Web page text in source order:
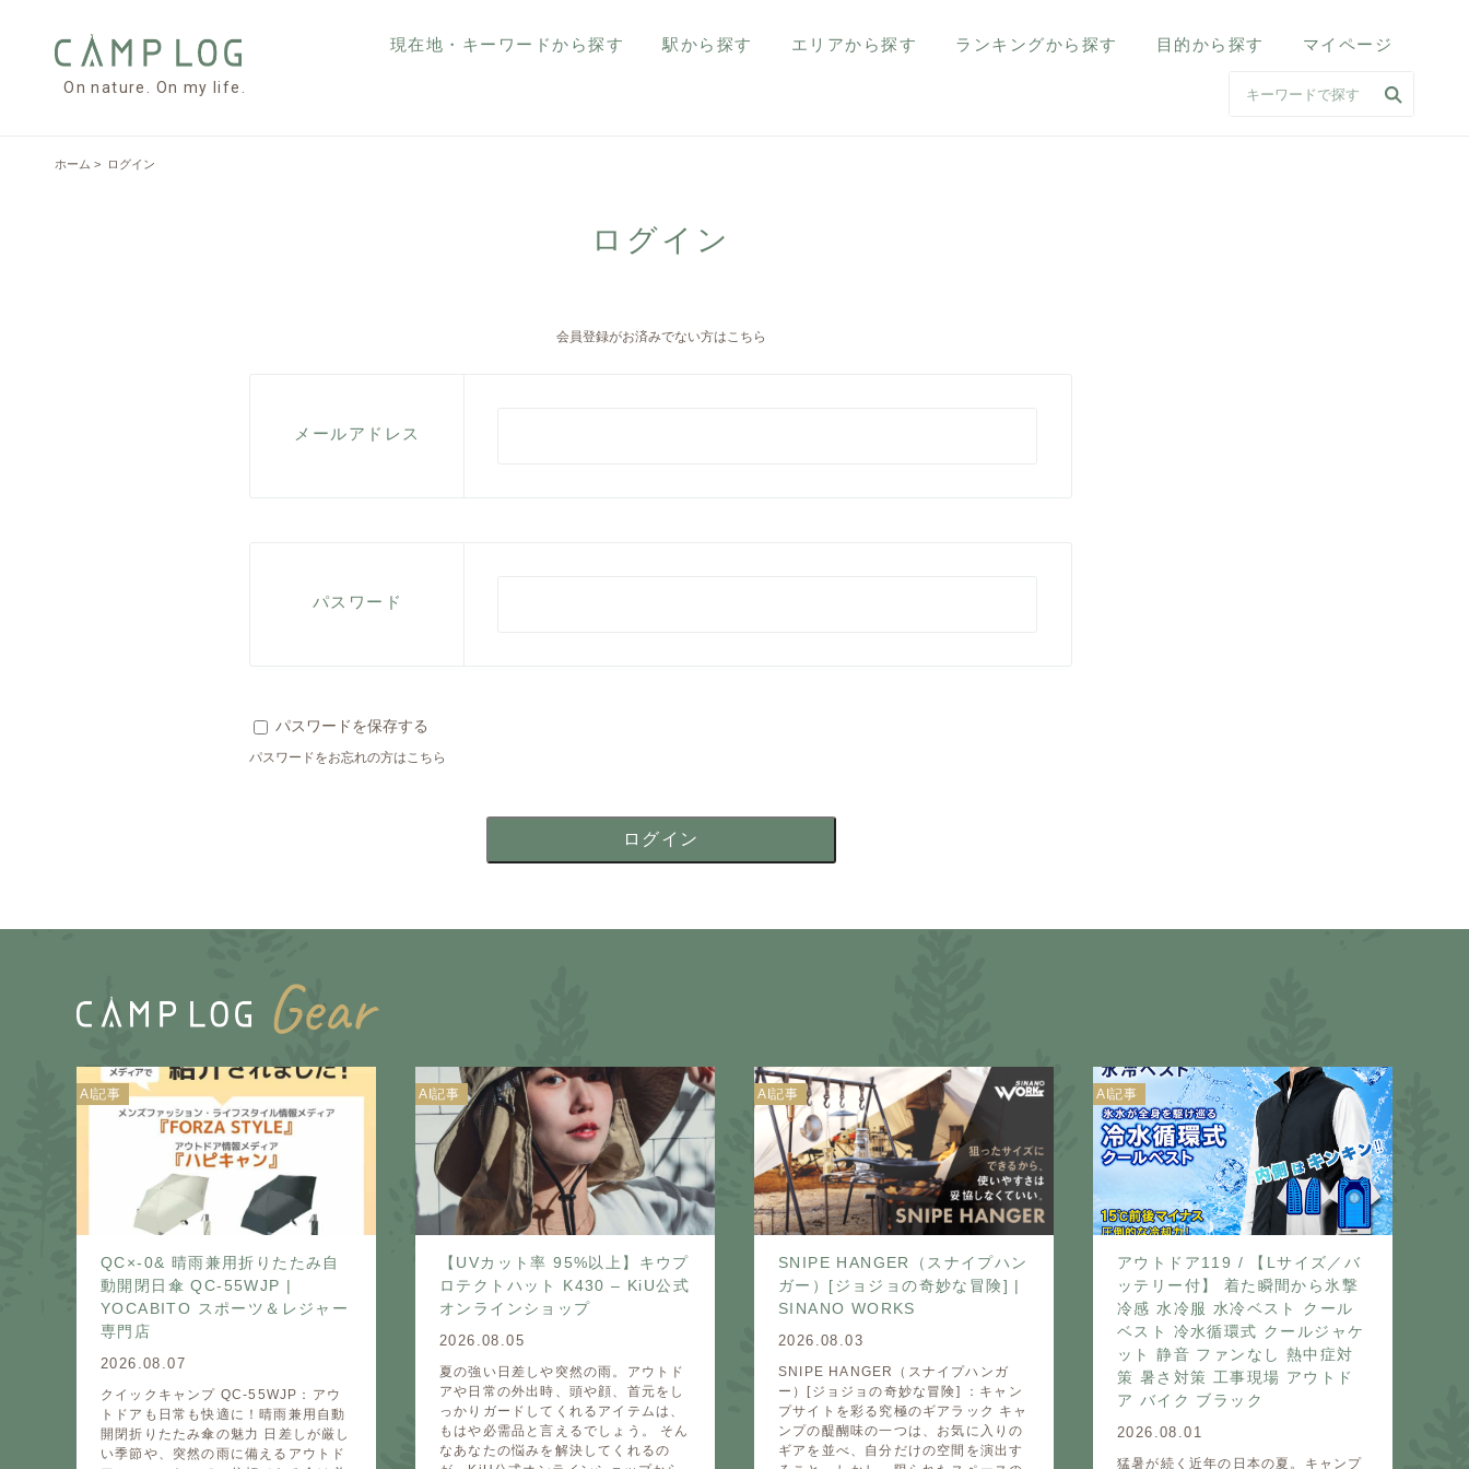
On nature. On my life.
現在地・キーワードから探す 駅から探す エリアから探す ランキングから探す 目的から探す マイページ
ホーム > ログイン
ログイン
会員登録がお済みでない方はこちら
メールアドレス
パスワード
パスワードを保存する
パスワードをお忘れの方はこちら
AI記事
QC×-0& 晴雨兼用折りたたみ自
動開閉日傘 QC-55WJP |
YOCABITO スポーツ＆レジャー
専門店
2026.08.07
クイックキャンプ QC-55WJP：アウ
トドアも日常も快適に！晴雨兼用自動
開閉折りたたみ傘の魅力 日差しが厳し
い季節や、突然の雨に備えるアウトド
AI記事
【UVカット率 95%以上】キウプ
ロテクトハット K430 – KiU公式
オンラインショップ
2026.08.05
夏の強い日差しや突然の雨。アウトド
アや日常の外出時、頭や顔、首元をし
っかりガードしてくれるアイテムは、
もはや必需品と言えるでしょう。 そん
なあなたの悩みを解決してくれるの
AI記事
SNIPE HANGER（スナイプハン
ガー）[ジョジョの奇妙な冒険] |
SINANO WORKS
2026.08.03
SNIPE HANGER（スナイプハンガ
ー）[ジョジョの奇妙な冒険] ：キャン
プサイトを彩る究極のギアラック キャ
ンプの醍醐味の一つは、お気に入りの
ギアを並べ、自分だけの空間を演出す
AI記事
アウトドア119 / 【Lサイズ／バ
ッテリー付】 着た瞬間から氷撃
冷感 水冷服 水冷ベスト クール
ベスト 冷水循環式 クールジャケ
ット 静音 ファンなし 熱中症対
策 暑さ対策 工事現場 アウトド
ア バイク ブラック
2026.08.01
猛暑が続く近年の日本の夏。キャンプ